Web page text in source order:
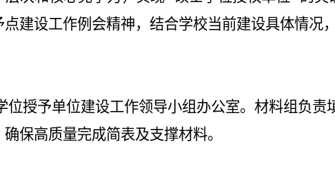
建设工作例会精神，结合学校当前建设具体情况
授予单位建设工作领导小组办公室。材料组负责
保高质量完成简表及支撑材料。